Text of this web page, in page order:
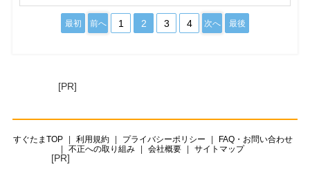
最初 前へ 1 2 3 4 次へ 最後
[PR]
すぐたまTOP 利用規約 プライバシーポリシー
FAQ・お問い合わせ
不正への取り組み
会社概要 サイトマップ
[PR]